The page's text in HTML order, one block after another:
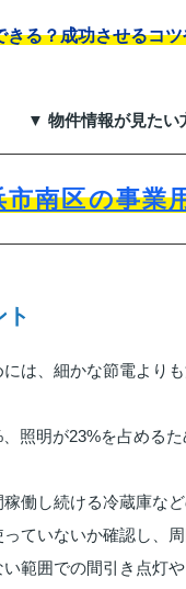
る？成功させるコ
▼ 物件情報が見たい
市南区の事業
は、細かな節電より
照明が23%を占める
働し続ける冷蔵庫など
ていないか確認し、
範囲での間引き点灯